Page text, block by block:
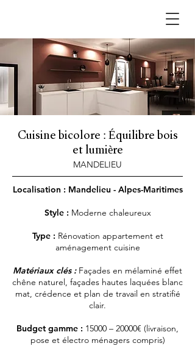
Cuisine bicolore : Équilibre bois
et lumière
MANDELIEU
Localisation : Mandelieu - Alpes-Maritimes
Style : Moderne chaleureux
Type : Rénovation appartement et
aménagement cuisine
Matériaux clés :Façades en mélaminé effet
chêne naturel, façades hautes laquées blanc
mat, crédence et plan de travail en stratifié
clair.
Budget gamme : 15000 – 20000€ (livraison,
pose et électro ménagers compris)